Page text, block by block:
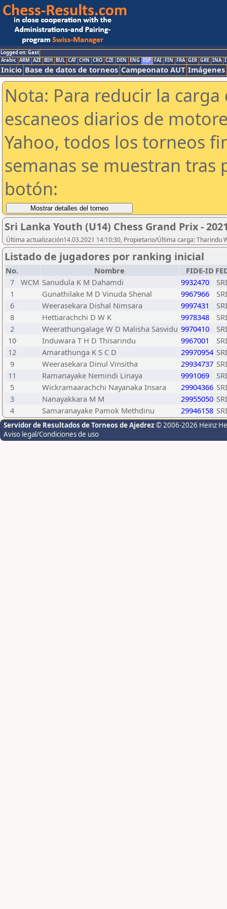
Logged on: Gast
Arabic ARM AZE BIH BUL CAT CHN CRO CZE DEN ENG ESP FAI FIN FRA GER GRE INA
Inicio Base de datos de torneos Campeonato AUT Imágenes
Nota: Para reducir la
escaneos diarios de
Yahoo, todos los torneos
semanas se muestran tras
botón:
Sri Lanka Youth (U14) Chess Grand Prix -
Última actualización14.03.2021 14:10:30, Propietario/Última carga: Tharindu
Listado de jugadores por ranking inicial
No. Nombre FIDE-ID
7
WCM Sanudula K M Dahamdi 9932470
SRI
1
Gunathilake M D Vinuda Shenal 9967966
SRI
6
Weerasekara Dishal Nimsara 9997431
SRI
8
Hettiarachchi D W K 9978348
SRI
2
Weerathungalage W D Malisha Sasvidu 9970410
SRI
10
Induwara T H D Thisarindu 9967001
SRI
12
Amarathunga K S C D 29970954 SRI
9
Weerasekara Dinul Vinsitha 29934737 SRI
11
Ramanayake Nemindi Linaya 9991069
SRI
5
Wickramaarachchi Nayanaka Insara 29904366 SRI
3
Nanayakkara M M 29955050 SRI
4
Samaranayake Pamok Methdinu 29946158 SRI
Servidor de Resultados de Torneos de Ajedrez © 2006-2026 Heinz
Aviso legal/Condiciones de uso